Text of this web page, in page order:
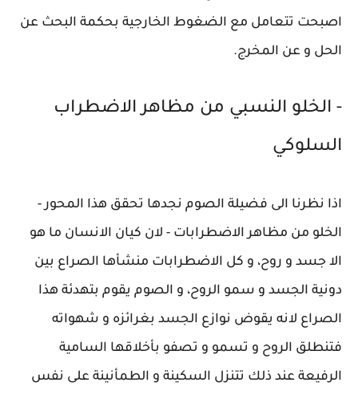
اصبحت تتعامل مع الضغوط الخارجية بحكمة البحث عن
الحل و عن المخرج.
- الخلو النسبي من مظاهر الاضطراب
السلوكي
اذا نظرنا الى فضيلة الصوم نجدها تحقق هذا المحور -
الخلو من مظاهر الاضطرابات - لان كيان الانسان ما هو
الا جسد و روح، و كل الاضطرابات منشأها الصراع بين
دونية الجسد و سمو الروح، و الصوم يقوم بتهدئة هذا
الصراع لانه يقوض نوازع الجسد بغرائزه و شهواته
فتنطلق الروح و تسمو و تصفو بأخلاقها السامية
الرفيعة عند ذلك تتنزل السكينة و الطمأنينة على نفس